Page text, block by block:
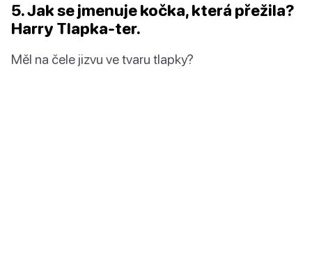
5. Jak se jmenuje kočka, která přežila?
Harry Tlapka-ter.
Měl na čele jizvu ve tvaru tlapky?